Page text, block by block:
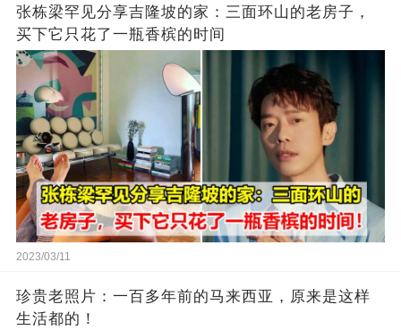
张栋梁罕见分享吉隆坡的家：三面环山的老房子，
买下它只花了一瓶香槟的时间
2023/03/11
珍贵老照片：一百多年前的马来西亚，原来是这样
生活都的！